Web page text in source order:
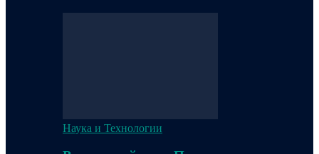
Наука и Технологии